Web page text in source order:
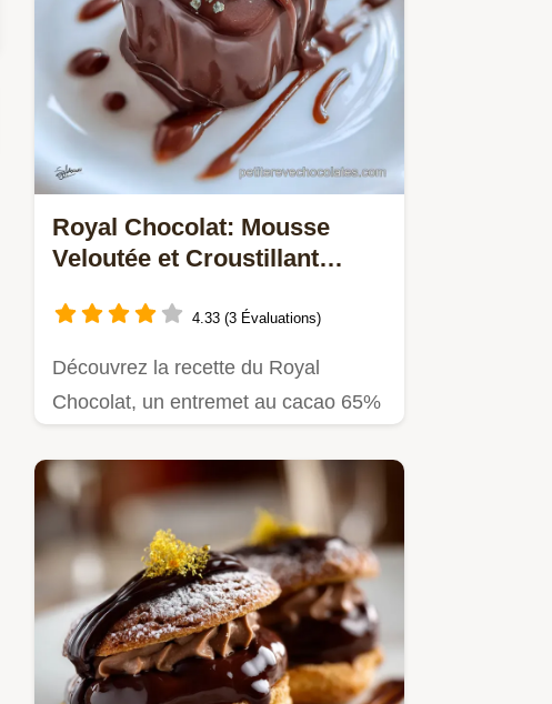
Royal Chocolat: Mousse
Veloutée et Croustillant
4.33 (3 Évaluations)
Découvrez la recette du Royal
Chocolat, un entremet au cacao 65%